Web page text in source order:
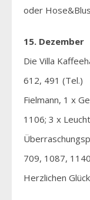
oder
15. Dezember
Die Villa
612, 491 (Tel.)
Fielmann, 1 x
1106; 3 x
709, 1087,
Herzlichen